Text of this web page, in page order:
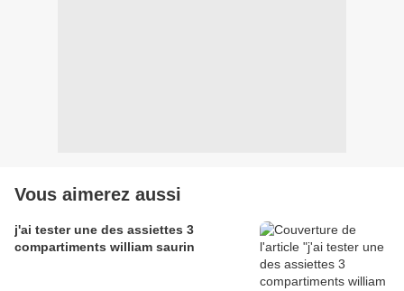
Vous aimerez aussi
j'ai tester une des assiettes 3
compartiments william saurin